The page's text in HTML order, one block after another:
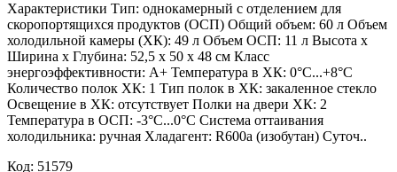
Характеристики Тип: однокамерный с отделением для
скоропортящихся продуктов (ОСП) Общий объем: 60 л Объем
холодильной камеры (ХК): 49 л Объем ОСП: 11 л Высота х
Ширина х Глубина: 52,5 x 50 x 48 см Класс
энергоэффективности: A+ Температура в ХК: 0°С...+8°С
Количество полок ХК: 1 Тип полок в ХК: закаленное стекло
Освещение в ХК: отсутствует Полки на двери ХК: 2
Температура в ОСП: -3°С...0°С Система оттаивания
холодильника: ручная Хладагент: R600a (изобутан) Суточ..
Код: 51579